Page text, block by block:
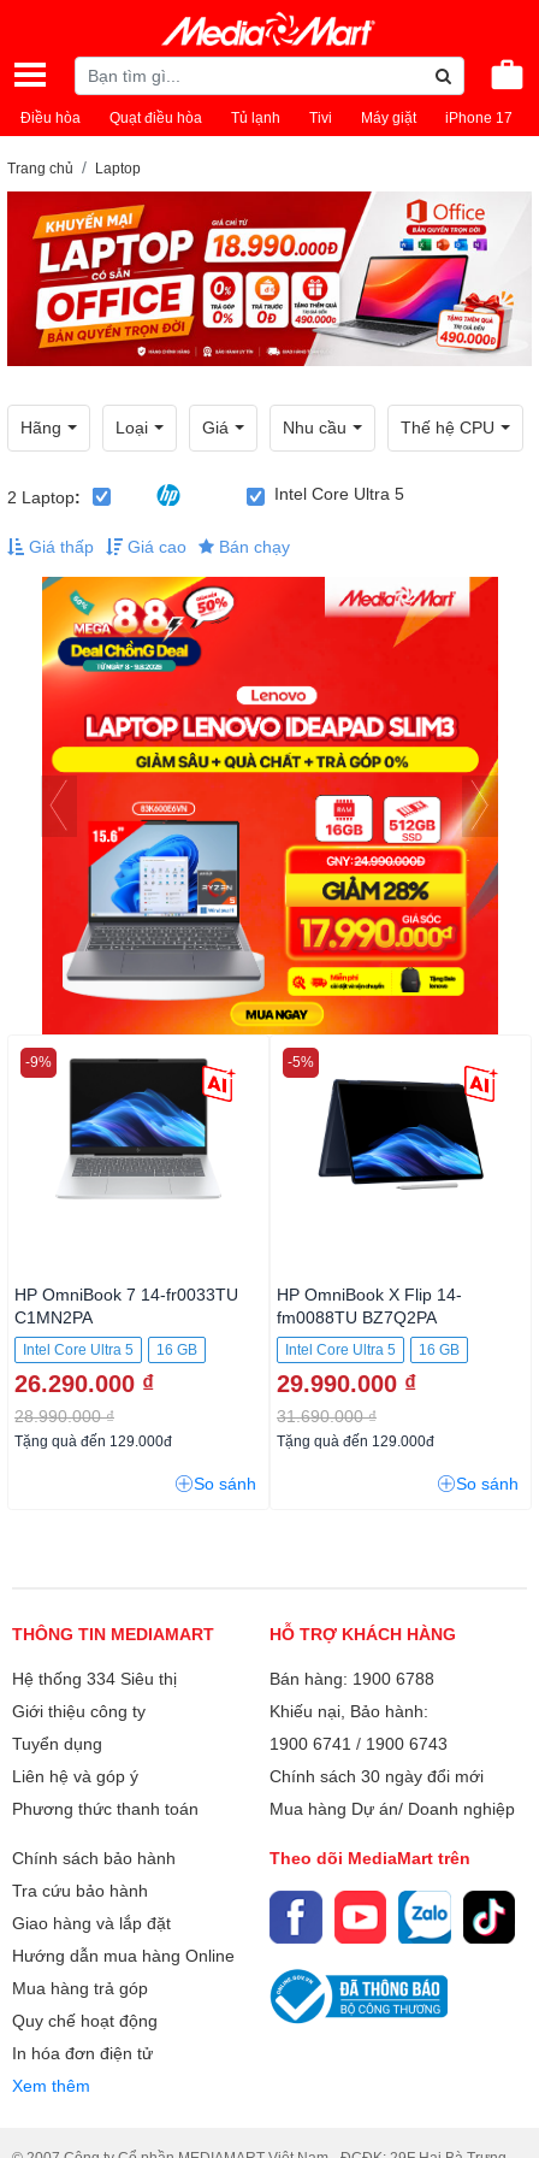
Điều hòa Quạt điều hòa Tủ lạnh Tivi Máy giặt iPhone 17
Trang chủ Laptop
Hãng Loại Giá Nhu cầu Thế hệ CPU
2 Laptop: Intel Core Ultra 5
Giá thấp Giá cao Bán chạy
HP OmniBook 7 14-fr0033TU
C1MN2PA
Intel Core Ultra 5
16 GB
512GB SSD
26.290.000 ₫
28.990.000 ₫
-9%
Tặng quà đến 129.000đ
So sánh
HP OmniBook X Flip 14-
fm0088TU BZ7Q2PA
Intel Core Ultra 5
16 GB
512GB SSD
29.990.000 ₫
31.690.000 ₫
-5%
Tặng quà đến 129.000đ
So sánh
THÔNG TIN MEDIAMART
Hệ thống 334 Siêu thị
Giới thiệu công ty
Tuyển dụng
Liên hệ và góp ý
Phương thức thanh toán
HỖ TRỢ KHÁCH HÀNG
Bán hàng: 1900 6788
Khiếu nại, Bảo hành:
1900 6741 / 1900 6743
Chính sách 30 ngày đổi mới
Mua hàng Dự án/ Doanh nghiệp
Chính sách bảo hành
Tra cứu bảo hành
Giao hàng và lắp đặt
Hướng dẫn mua hàng Online
Mua hàng trả góp
Quy chế hoạt động
In hóa đơn điện tử
Xem thêm
Theo dõi MediaMart trên